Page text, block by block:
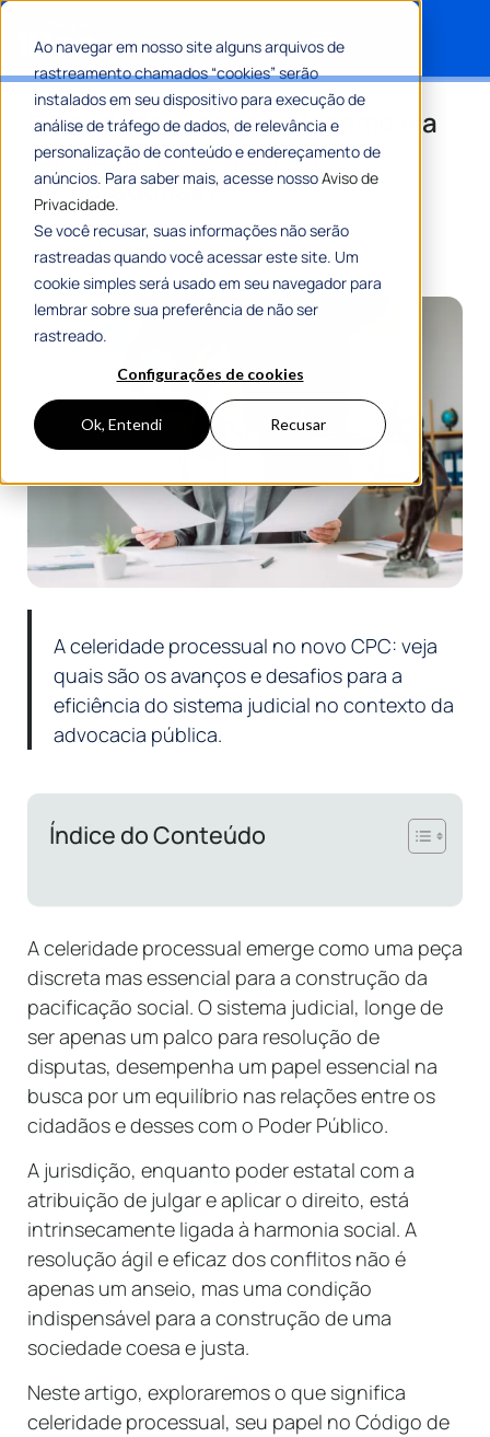
Ao navegar em nosso site alguns arquivos de
rastreamento chamados “cookies” serão
instalados em seu dispositivo para execução de
análise de tráfego de dados, de relevância e
personalização de conteúdo e endereçamento de
anúncios. Para saber mais, acesse nossoAviso de
Privacidade.
Se você recusar, suas informações não serão
rastreadas quando você acessar este site. Um
cookie simples será usado em seu navegador para
lembrar sobre sua preferência de não ser
rastreado.
Configurações de cookies
Ok, Entendi Recusar
Celeridade processual: como ela
funciona no contexto de
procuradorias?
Por Romulo Ribeiro Teixeira
20 Dezembro 2023
7 Min De Leitura
A celeridade processual no novo CPC: veja
quais são os avanços e desafios para a
eficiência do sistema judicial no contexto da
advocacia pública.
Índice do Conteúdo
A celeridade processual emerge como uma peça
discreta mas essencial para a construção da
pacificação social. O sistema judicial, longe de
ser apenas um palco para resolução de
disputas, desempenha um papel essencial na
busca por um equilíbrio nas relações entre os
cidadãos e desses com o Poder Público.
A jurisdição, enquanto poder estatal com a
atribuição de julgar e aplicar o direito, está
intrinsecamente ligada à harmonia social. A
resolução ágil e eficaz dos conflitos não é
apenas um anseio, mas uma condição
indispensável para a construção de uma
sociedade coesa e justa.
Neste artigo, exploraremos o que significa
celeridade processual, seu papel no Código de